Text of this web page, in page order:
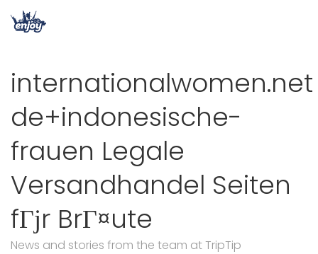
internationalwomen.net
de+indonesische-
frauen Legale
Versandhandel Seiten
fГјr BrГ¤ute
News and stories from the team at TripTip